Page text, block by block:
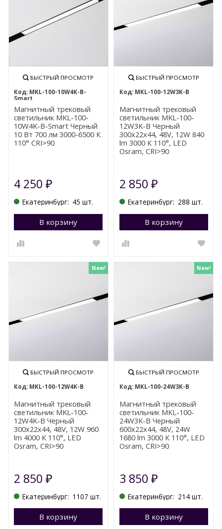
БЫСТРЫЙ ПРОСМОТР
MKL-100-10W4K-B-
Smart
Магнитный трековый
светильник MKL-100-
10W4K-B-Smart Черный
10 Вт 700 лм 3000-6500 К
110° CRI>90
4 250₽
Екатеринбург: 45 шт.
В корзину Перейти в корзину
БЫСТРЫЙ ПРОСМОТР
MKL-100-12W3K-B
Магнитный трековый
светильник MKL-100-
12W3K-B Черный
300x22x44, 48V, 12W 840
lm 3000 К 110°, LED
Osram, CRI>90
2 850 ₽
Екатеринбург: 288 шт.
В корзину
New!
БЫСТРЫЙ ПРОСМОТР
MKL-100-12W4K-B
Магнитный трековый
светильник MKL-100-
12W4K-B Черный
300x22x44, 48V, 12W 960
lm 4000 К 110°, LED
Osram, CRI>90
2 850₽
Екатеринбург: 1107 шт.
В корзину Перейти в корзину
New!
БЫСТРЫЙ ПРОСМОТР
MKL-100-24W3K-B
Магнитный трековый
светильник MKL-100-
24W3K-B Черный
600x22x44, 48V, 24W
1680 lm 3000 К 110°, LED
Osram, CRI>90
3 850 ₽
Екатеринбург: 214 шт.
В корзину